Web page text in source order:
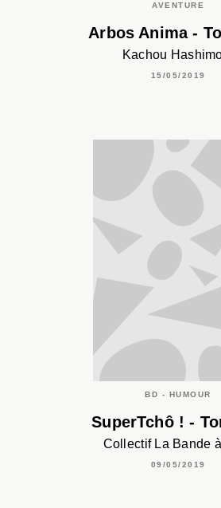
AVENTURE
Arbos Anima -
Kachou
15/05/2019
BD - HUMOUR
SuperTchô ! -
Collectif La Bande
09/05/2019